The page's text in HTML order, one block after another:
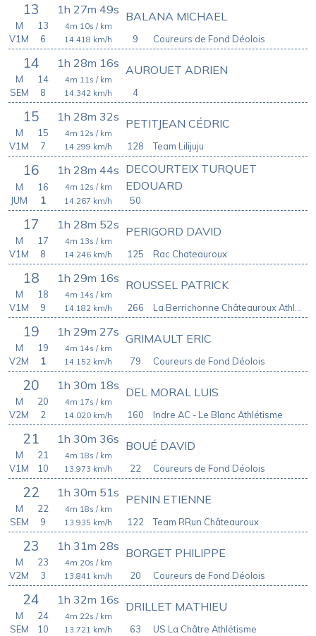
13 1h 27m 49s
9
BALANA MICHAEL
4m 10s / km
14.418 km/h
M
13
V1M
6 Coureurs de Fond Déolois
14 1h 28m 16s
4
AUROUET ADRIEN
4m 11s / km
14.342 km/h
M
14
SEM
8
15 1h 28m 32s
128
PETITJEAN CÉDRIC
4m 12s / km
14.299 km/h
M
15
V1M
7 Team Lilijuju
16 1h 28m 44s
50
DECOURTEIX TURQUET
EDOUARD
4m 12s / km
14.267 km/h
M
16
JUM
1
17 1h 28m 52s
125
PERIGORD DAVID
4m 13s / km
14.246 km/h
M
17
V1M
8 Rac Chateauroux
18 1h 29m 16s
266
ROUSSEL PATRICK
4m 14s / km
14.182 km/h
M
18
V1M
9
19 1h 29m 27s
79
GRIMAULT ERIC
4m 14s / km
14.152 km/h
M
19
V2M
1 Coureurs de Fond Déolois
20 1h 30m 18s
160
DEL MORAL LUIS
4m 17s / km
14.020 km/h
M
20
V2M
2 Indre AC - Le Blanc Athlétisme
21 1h 30m 36s
22
BOUÉ DAVID
4m 18s / km
13.973 km/h
M
21
V1M
10 Coureurs de Fond Déolois
22 1h 30m 51s
122
PENIN ETIENNE
4m 18s / km
13.935 km/h
M
22
SEM
9 Team RRun Châteauroux
23 1h 31m 28s
20
BORGET PHILIPPE
4m 20s / km
13.841 km/h
M
23
V2M
3 Coureurs de Fond Déolois
24 1h 32m 16s
63
DRILLET MATHIEU
4m 22s / km
13.721 km/h
M
24
SEM
10 US La Châtre Athlétisme